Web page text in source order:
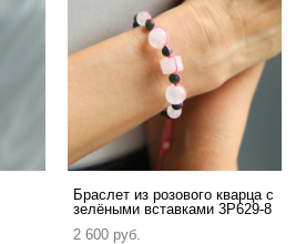
Браслет из розового кварца с
зелёными вставками 3P629-8
2 600 pуб.